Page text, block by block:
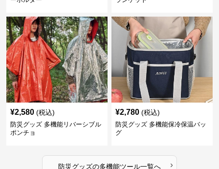
¥2,580 (税込)
防災グッズ 多機能リバーシブル
ポンチョ
¥2,780 (税込)
防災グッズ 多機能保冷保温バッ
グ
防災グッズの多機能ツール一覧へ ›